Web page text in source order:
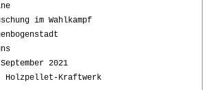
im Wahlkampf
2021
Holzpellet-Kraftwerk